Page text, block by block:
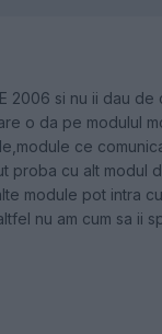
2006 si nu ii dau
o da pe modulul
ce
proba cu alt
module pot intra
nu am cum sa ii